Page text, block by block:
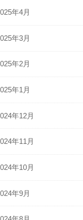
年4月
年3月
年2月
年1月
年12月
年11月
年10月
年9月